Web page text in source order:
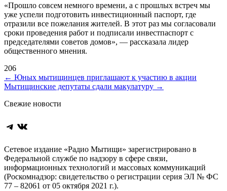
«Прошло совсем немного времени, а с прошлых встреч мы
уже успели подготовить инвестиционный паспорт, где
отразили все пожелания жителей. В этот раз мы согласовали
сроки проведения работ и подписали инвестпаспорт с
председателями советов домов», — рассказала лидер
общественного мнения.
206
Навигация
по
записям
← Юных мытищинцев приглашают к участию в акции
Мытищинские депутаты сдали макулатуру →
Свежие новости
Telegram
ВКонтакте
Сетевое издание «Радио Мытищи» зарегистрировано в
Федеральной службе по надзору в сфере связи,
информационных технологий и массовых коммуникаций
(Роскомнадзор: свидетельство о регистрации серия ЭЛ № ФС
77 – 82061 от 05 октября 2021 г.).